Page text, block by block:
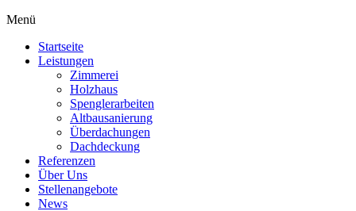
Menü
Startseite
Leistungen
Zimmerei
Holzhaus
Spenglerarbeiten
Altbausanierung
Überdachungen
Dachdeckung
Referenzen
Über Uns
Stellenangebote
News